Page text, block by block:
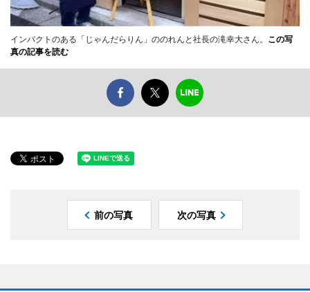
インパクトのある「じゃんだらりん」ののれんと社長の滝幸大さん。 この写
真の記事を読む
前の写真 次の写真